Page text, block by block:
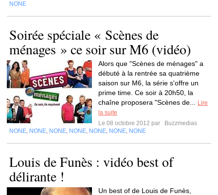
NONE
Soirée spéciale « Scènes de
ménages » ce soir sur M6 (vidéo)
Alors que "Scènes de ménages" a
débuté à la rentrée sa quatrième
saison sur M6, la série s'offre un
prime time. Ce soir à 20h50, la
chaîne proposera "Scènes de...
Lire
la suite
Le 08 octobre 2012 par
Buzzmedias
NONE NONE NONE NONE NONE NONE NONE
Louis de Funès : vidéo best of
délirante !
Un best of de Louis de Funès,